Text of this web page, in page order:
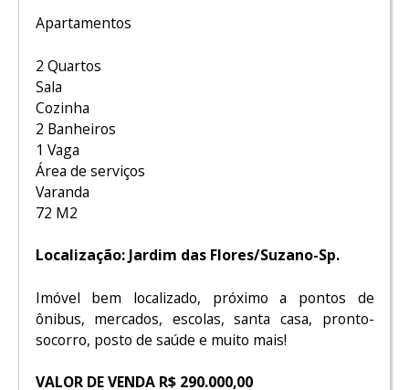
Apartamentos
2 Quartos
Sala
Cozinha
2 Banheiros
1 Vaga
Área de serviços
Varanda
72 M2
Localização: Jardim das Flores/Suzano-Sp.
Imóvel bem localizado, próximo a pontos de
ônibus, mercados, escolas, santa casa, pronto-
socorro, posto de saúde e muito mais!
VALOR DE VENDA R$ 290.000,00